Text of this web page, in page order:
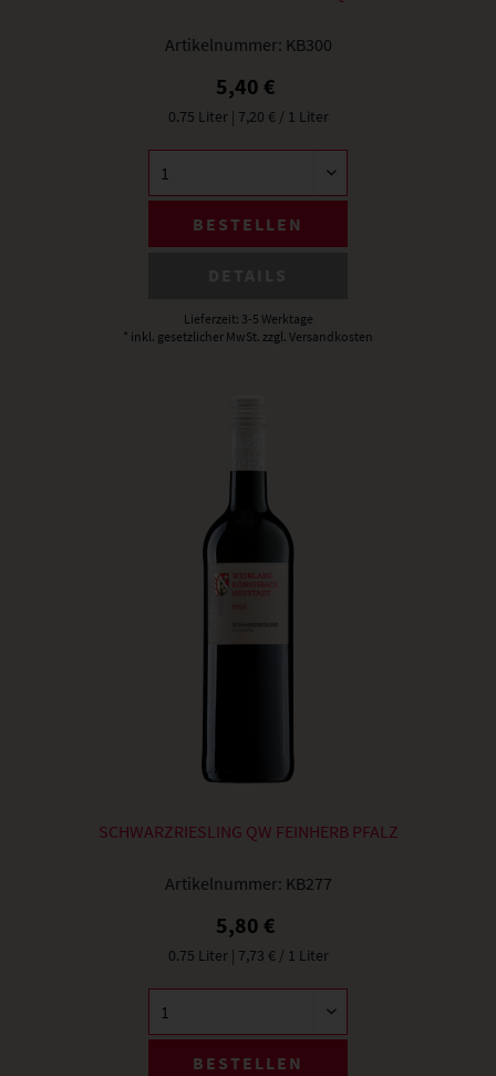
Artikelnummer: KB300
5,40 €
0.75 Liter | 7,20 € / 1 Liter
BESTELLEN
Lieferzeit: 3-5 Werktage
* inkl. gesetzlicher MwSt. zzgl. Versandkosten
SCHWARZRIESLING QW FEINHERB PFALZ
Artikelnummer: KB277
5,80 €
0.75 Liter | 7,73 € / 1 Liter
BESTELLEN